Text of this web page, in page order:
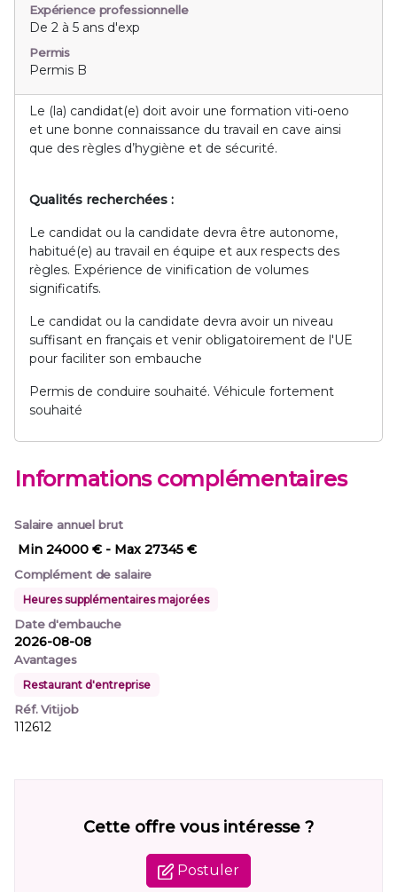
Expérience professionnelle
De 2 à 5 ans d'exp
Permis
Permis B
Le (la) candidat(e) doit avoir une formation viti-oeno
et une bonne connaissance du travail en cave ainsi
que des règles d’hygiène et de sécurité.
Qualités recherchées :
Le candidat ou la candidate devra être autonome,
habitué(e) au travail en équipe et aux respects des
règles. Expérience de vinification de volumes
significatifs.
Le candidat ou la candidate devra avoir un niveau
suffisant en français et venir obligatoirement de l'UE
pour faciliter son embauche
Permis de conduire souhaité. Véhicule fortement
souhaité
Informations complémentaires
Salaire annuel brut
Min 24000 € - Max 27345 €
Complément de salaire
Heures supplémentaires majorées
Date d'embauche
2026-08-08
Avantages
Restaurant d'entreprise
Réf. Vitijob
112612
Cette offre vous intéresse ?
Postuler